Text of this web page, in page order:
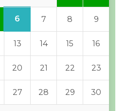
6 7 8 9
13 14 15 16
20 21 22 23
27 28 29 30